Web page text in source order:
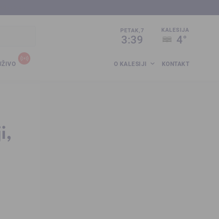
PETAK,7
3:40
KALESIJA
4°
O KALESIJI KONTAKT